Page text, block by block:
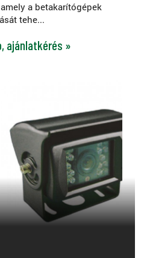
a betakarítógépek
tehe...
ajánlatkérés »